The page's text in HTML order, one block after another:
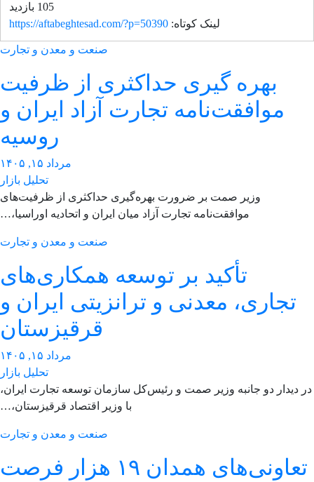
105 بازدید
لینک کوتاه:https://aftabeghtesad.com/?p=50390
صنعت و معدن و تجارت
بهره گیری حداکثری از ظرفیت
موافقت‌نامه تجارت آزاد ایران و
روسیه
مرداد ۱۵, ۱۴۰۵
تحلیل بازار
وزیر صمت بر ضرورت بهره‌گیری حداکثری از ظرفیت‌های
موافقت‌نامه تجارت آزاد میان ایران و اتحادیه اوراسیا،…
صنعت و معدن و تجارت
تأکید بر توسعه همکاری‌های
تجاری، معدنی و ترانزیتی ایران و
قرقیزستان
مرداد ۱۵, ۱۴۰۵
تحلیل بازار
دیدار دو جانبه وزیر صمت و رئیس‌کل سازمان توسعه تجارت ایران،
با وزیر اقتصاد قرقیزستان،…
صنعت و معدن و تجارت
تعاونی‌های همدان ۱۹ هزار فرصت